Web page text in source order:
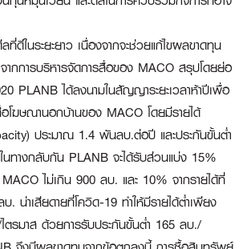
ลที่ดีในระยะยาว เนื่องจากจะช่วยแก้ไขผลขาดทุน
กการบริหารจัดการสื่อของ MACO สรุปโดยย่อ
PLANB ได้ลงนามในสัญญาระยะเวลาห้าปีเพื่อ
โฆษณานอกบ้านของ MACO โดยมีรายได้
ประมาณ 1.4 พันลบ.ต่อปี และประกันขั้นต่ำ
ทางกลับกัน PLANB จะได้รับส่วนแบ่ง 15%
ไม่เกิน 900 ลบ. และ 10% จากรายได้ที่
. น่าเสียดายที่โควิด-19 ทำให้มีรายได้ต่ำเพียง
ตรมาส ด้วยการรับประกันขั้นต่ำ 165 ลบ./